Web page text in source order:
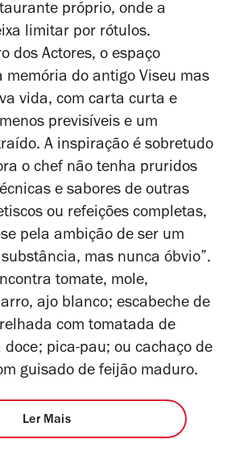
próprio, onde a
limitar por rótulos.
dos Actores, o espaço
memória do antigo Viseu mas
vida, com carta curta e
previsíveis e um
A inspiração é sobretudo
o chef não tenha pruridos
e sabores de outras
ou refeições completas,
pela ambição de ser um
mas nunca óbvio”.
tomate, mole,
ajo blanco; escabeche de
com tomatada de
pica-pau; ou cachaço de
guisado de feijão maduro.
Ler Mais